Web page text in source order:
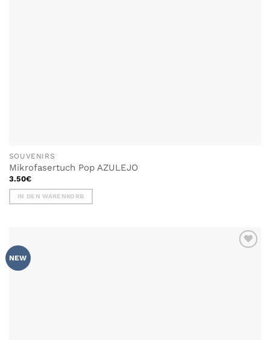
SOUVENIRS
Mikrofasertuch Pop AZULEJO
3.50€
IN DEN WARENKORB
NEW